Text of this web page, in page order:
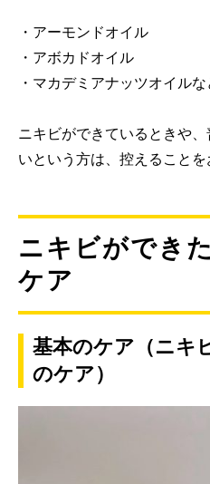
・アーモンドオイル
・アボカドオイル
・マカデミアナッツオイルな
ニキビができているときや
いという方は、控えることを
ニキビができ
ケア
基本のケア（ニキ
のケア）